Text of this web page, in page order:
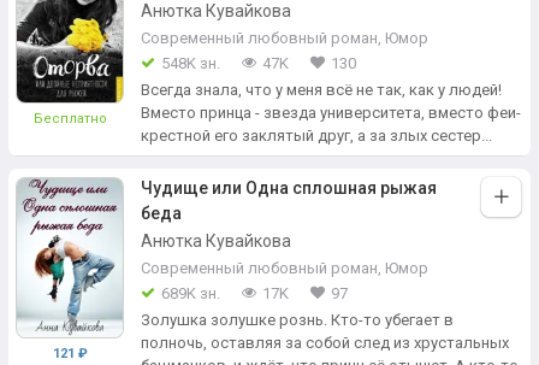
Бесплатно
Анютка Кувайкова
Современный любовный роман, Юмор
548K зн.
47K
130
Всегда знала, что у меня всё не так, как у людей!
Вместо принца - звезда университета, вместо феи-
крестной его заклятый друг, а за злых сестер...
121 ₽
Чудище или Одна сплошная рыжая
беда
Анютка Кувайкова
Современный любовный роман, Юмор
689K зн.
17K
97
Золушка золушке рознь. Кто-то убегает в
полночь, оставляя за собой след из хрустальных